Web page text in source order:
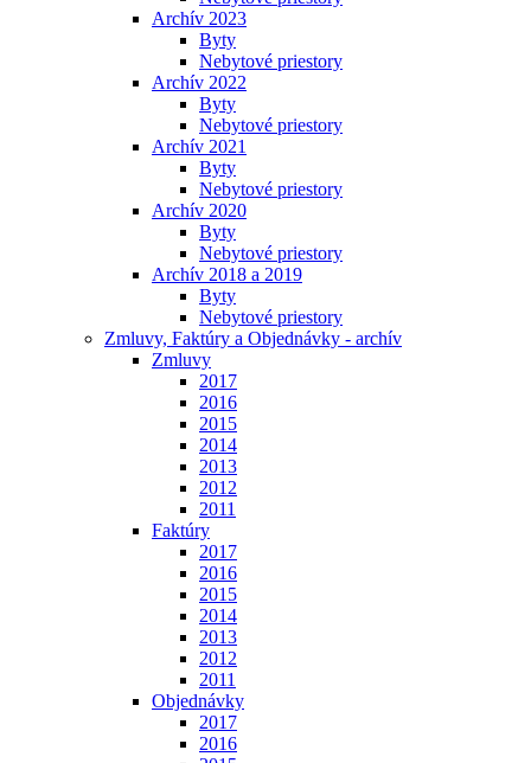
Archív 2023
Byty
Nebytové priestory
Archív 2022
Byty
Nebytové priestory
Archív 2021
Byty
Nebytové priestory
Archív 2020
Byty
Nebytové priestory
Archív 2018 a 2019
Byty
Nebytové priestory
Zmluvy, Faktúry a Objednávky - archív
Zmluvy
2017
2016
2015
2014
2013
2012
2011
Faktúry
2017
2016
2015
2014
2013
2012
2011
Objednávky
2017
2016